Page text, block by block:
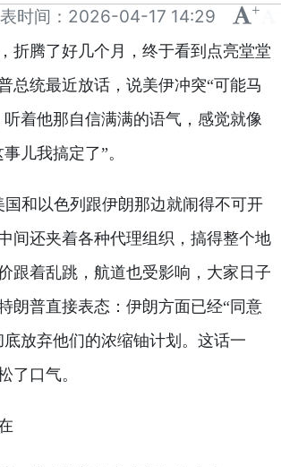
时间： 2026-04-17 14:29 +
折腾了好几个月，终于看到点亮堂堂
总统最近放话，说美伊冲突“可能马
着他那自信满满的语气，感觉就像
儿我搞定了”。
国和以色列跟伊朗那边就闹得不可开
间还夹着各种代理组织，搞得整个地
跟着乱跳，航道也受影响，大家日子
朗普直接表态：伊朗方面已经“同意
底放弃他们的浓缩铀计划。这话一
了口气。